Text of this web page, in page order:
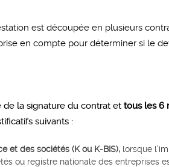
est découpée en plusieurs
en compte pour déterminer si le
de la signature du contrat et tous les 6
suivants :
et des sociétés (K ou K-BIS), lorsque
ou registre nationale des entreprises